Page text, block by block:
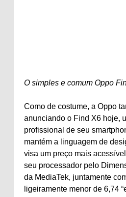
O simples e comum Oppo
Como de costume, a Oppo
anunciando o Find X6 hoje,
profissional de seu
mantém a linguagem de
visa um preço mais
seu processador pelo
da MediaTek, juntamente
ligeiramente menor de 6,74